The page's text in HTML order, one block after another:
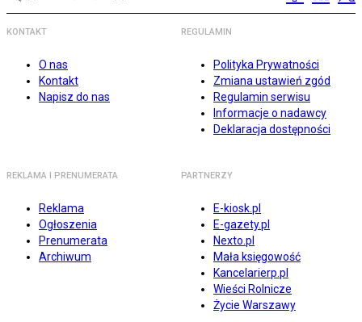
KONTAKT
O nas
Kontakt
Napisz do nas
REGULAMIN
Polityka Prywatności
Zmiana ustawień zgód
Regulamin serwisu
Informacje o nadawcy
Deklaracja dostępności
REKLAMA I PRENUMERATA
Reklama
Ogłoszenia
Prenumerata
Archiwum
PARTNERZY
E-kiosk.pl
E-gazety.pl
Nexto.pl
Mała księgowość
Kancelarierp.pl
Wieści Rolnicze
Życie Warszawy